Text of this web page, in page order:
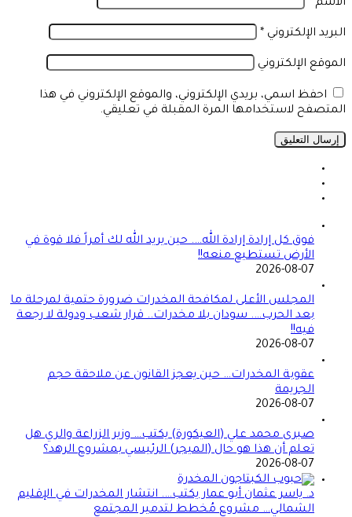
الاسم *
البريد الإلكتروني *
الموقع الإلكتروني
احفظ اسمي، بريدي الإلكتروني، والموقع الإلكتروني في هذا
المتصفح لاستخدامها المرة المقبلة في تعليقي.
فوق كل إرادة إرادة الله…. حين يريد الله لك أمراً فلا قوة في
الأرض تستطيع منعه!!
2026-08-07
المجلس الأعلى لمكافحة المخدرات ضرورة حتمية لمرحلة ما
بعد الحرب…. سودان بلا مخدرات.. قرار شعب ودولة لا رجعة
فيه!!
2026-08-07
عقوبة المخدرات… حين يعجز القانون عن ملاحقة حجم
الجريمة
2026-08-07
صبرى محمد علي (العيكورة) يكتب… وزير الزراعة والري هل
تعلم أن هذا هو حال (الميجر) الرئيسي بمشروع الرهد؟
2026-08-07
د. ياسر عثمان أبو عمار يكتب…. انتشار المخدرات في الإقليم
الشمالي… مشروع مُخطط لتدمير المجتمع